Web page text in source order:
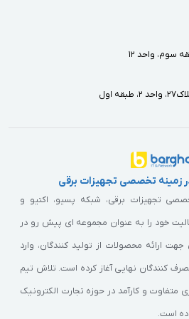
سوم، واحد ١٢
اول
زمینه تخصصی تجهیزات برقی
تجهیزات برقی، شبکه پسیو، اکتیو و
خود را به عنوان مجموعه ای پیش رو در
ارائه محصولات از تولید کنندگان، وارد
کنندگان نهایی آغاز کرده است. تلاش تیم
متفاوت و کارآمد در حوزه تجارت الکترونیک
است.